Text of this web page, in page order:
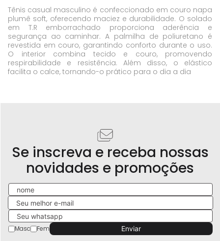
DESCRIÇÃO CUIDADOS
Tênis casual masculino é confeccionado em couro napa
plumê soft, oferecendo maciez e durabilidade. O solado
em T.R emborrachado proporciona aderência e
segurança ao caminhar. A palmilha de poliuretano é
revestida em couro, garantindo conforto durante o uso.
O interior combina tecido e couro, promovendo
Se inscreva e receba nossas
novidades e promoções